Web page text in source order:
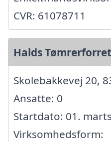
CVR: 61078711
Halds
Skolebakkevej 20,
Ansatte: 0
Startdato: 01.
Virksomhedsform: